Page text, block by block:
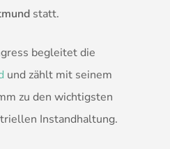
statt.
begleitet die
und zählt mit seinem
zu den wichtigsten
Instandhaltung.